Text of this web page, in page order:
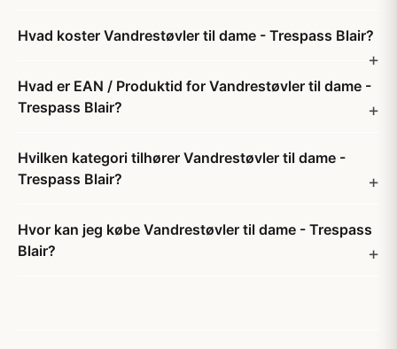
Hvad koster Vandrestøvler til dame - Trespass Blair?
Hvad er EAN / Produktid for Vandrestøvler til dame -
Trespass Blair?
Hvilken kategori tilhører Vandrestøvler til dame -
Trespass Blair?
Hvor kan jeg købe Vandrestøvler til dame - Trespass
Blair?